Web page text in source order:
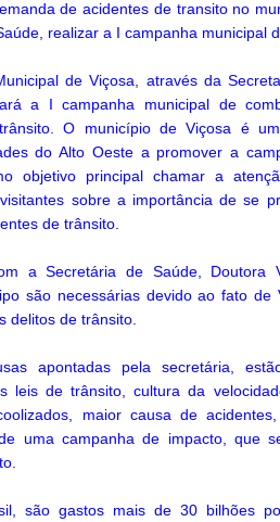
de acidentes de transito no
realizar a I campanha municipal
de Viçosa, através da
a I campanha municipal de
O município de Viçosa é
do Alto Oeste a promover a
objetivo principal chamar a
sobre a importância de se
de trânsito.
a Secretária de Saúde, Doutora
são necessárias devido ao fato de
delitos de trânsito.
apontadas pela secretária,
leis de trânsito, cultura da
maior causa de
uma campanha de impacto, que
são gastos mais de 30 bilhões